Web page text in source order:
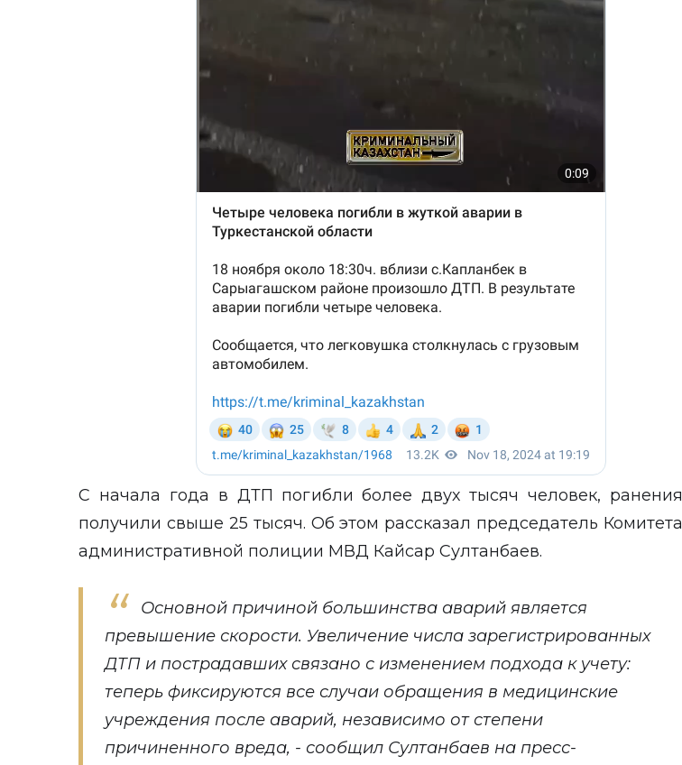
С начала года в ДТП погибли более двух тысяч человек, ранения
получили свыше 25 тысяч. Об этом рассказал председатель Комитета
административной полиции МВД Кайсар Султанбаев.
Основной причиной большинства аварий является
превышение скорости. Увеличение числа зарегистрированных
ДТП и пострадавших связано с изменением подхода к учету:
теперь фиксируются все случаи обращения в медицинские
учреждения после аварий, независимо от степени
причиненного вреда, - сообщил Султанбаев на пресс-